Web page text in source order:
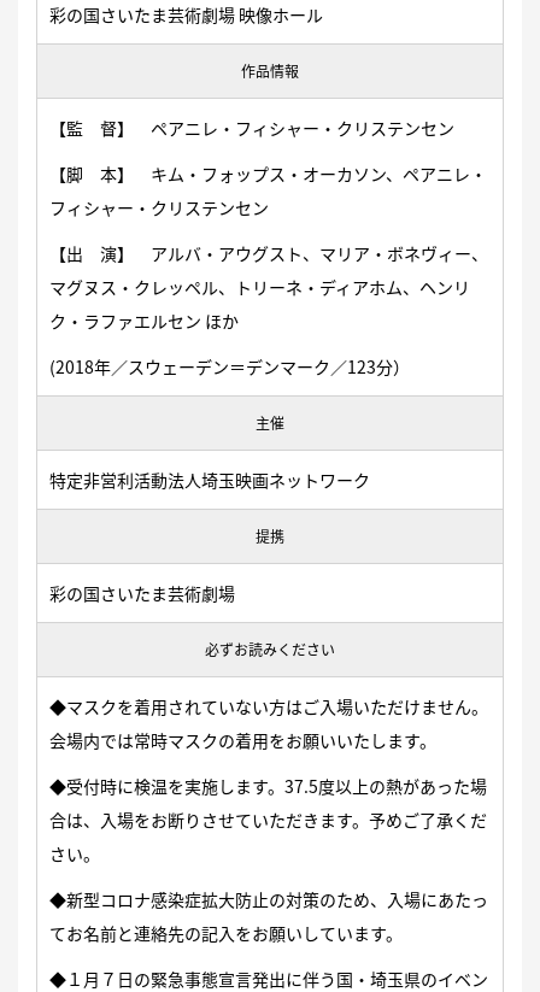
彩の国さいたま芸術劇場 映像ホール
作品情報
【監 督】 ペアニレ・フィシャー・クリステンセン
【脚 本】 キム・フォップス・オーカソン、ペアニレ・
フィシャー・クリステンセン
【出 演】 アルバ・アウグスト、マリア・ボネヴィー、
マグヌス・クレッペル、トリーネ・ディアホム、ヘンリ
ク・ラファエルセン ほか
(2018年／スウェーデン＝デンマーク／123分）
主催
特定非営利活動法人埼玉映画ネットワーク
提携
彩の国さいたま芸術劇場
必ずお読みください
◆マスクを着用されていない方はご入場いただけません。
会場内では常時マスクの着用をお願いいたします。
◆受付時に検温を実施します。37.5度以上の熱があった場
合は、入場をお断りさせていただきます。予めご了承くだ
さい。
◆新型コロナ感染症拡大防止の対策のため、入場にあたっ
てお名前と連絡先の記入をお願いしています。
◆１月７日の緊急事態宣言発出に伴う国・埼玉県のイベン